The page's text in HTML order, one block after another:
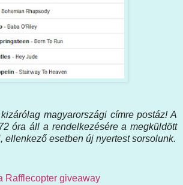
magyarországi címre postáz! A
óra áll a rendelkezésére a megküldött
ellenkező esetben új nyertest sorsolunk.
Rafflecopter giveaway